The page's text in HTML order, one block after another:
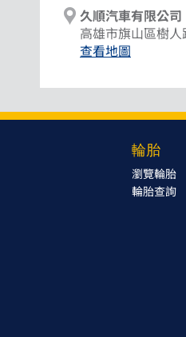
久順汽車有限公司
高雄市旗山區樹人
查看地圖
輪胎
瀏覽輪胎
輪胎查詢